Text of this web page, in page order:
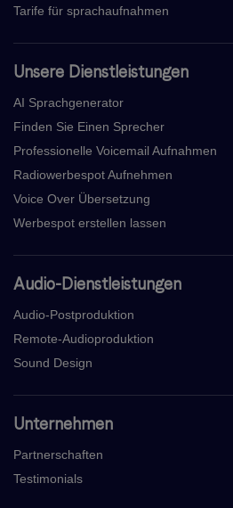
Tarife für sprachaufnahmen
Unsere Dienstleistungen
AI Sprachgenerator
Finden Sie Einen Sprecher
Professionelle Voicemail Aufnahmen
Radiowerbespot Aufnehmen
Voice Over Übersetzung
Werbespot erstellen lassen
Audio-Dienstleistungen
Audio-Postproduktion
Remote-Audioproduktion
Sound Design
Unternehmen
Partnerschaften
Testimonials